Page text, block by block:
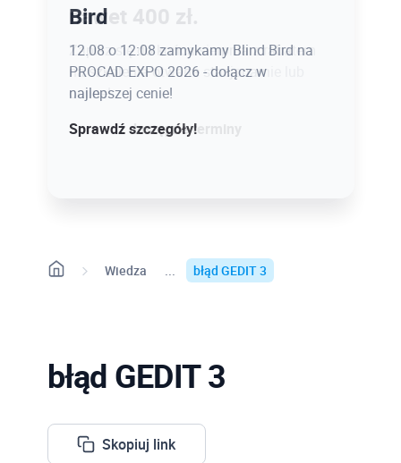
Bird
12.08 o 12:08 zamykamy Blind Bird na
PROCAD EXPO 2026 - dołącz w
najlepszej cenie!
Sprawdź szczegóły!
nawet 400 zł.
Zapisz się do końca sierpnia z rabatem
na szkolenia otwarte stacjonarnie lub
online!
Sprawdź dostępne terminy
Wiedza błąd GEDIT 3
błąd GEDIT 3
Skopiuj link
Urządzenia i serwis